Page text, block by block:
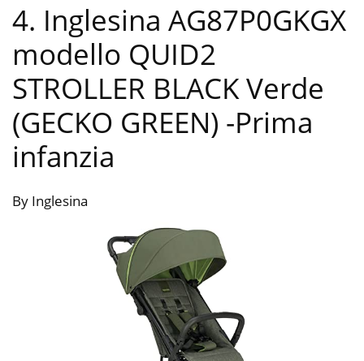
4. Inglesina AG87P0GKGX
modello QUID2
STROLLER BLACK Verde
(GECKO GREEN) -Prima
infanzia
By Inglesina